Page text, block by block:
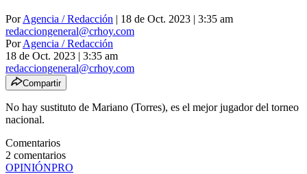
PorAgencia / Redacción | 18 de Oct. 2023 | 3:35 am
redacciongeneral@crhoy.com
PorAgencia / Redacción
18 de Oct. 2023 | 3:35 am
redacciongeneral@crhoy.com
Compartir
No hay sustituto de Mariano (Torres), es el mejor jugador del torneo
nacional.
Comentarios
2 comentarios
OPINIÓNPRO